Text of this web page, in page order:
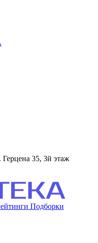
Герцена 35, 3й этаж
Подборки